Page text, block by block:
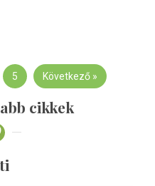
5 Következő »
cikkek